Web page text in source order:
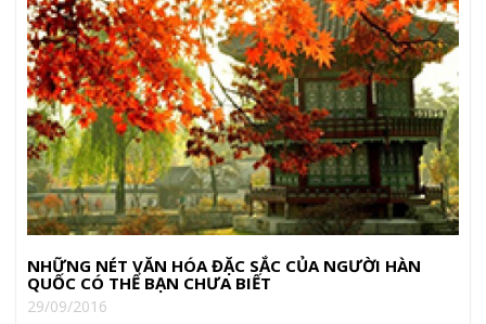
NHỮNG NÉT VĂN HÓA ĐẶC SẮC CỦA NGƯỜI HÀN
QUỐC CÓ THỂ BẠN CHƯA BIẾT
29/09/2016